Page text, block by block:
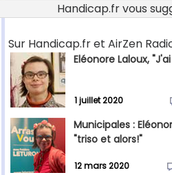
Handicap.fr vous
Sur Handicap.fr et AirZen
Eléonore Laloux,
1 juillet 2020
Municipales :
"triso et alors!"
12 mars 2020